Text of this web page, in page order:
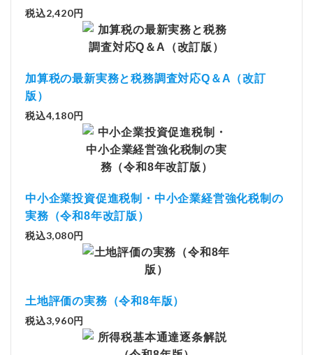
税込2,420円
加算税の最新実務と税務調査対応Q＆A（改訂
版）
税込4,180円
中小企業投資促進税制・中小企業経営強化税制の
実務（令和8年改訂版）
税込3,080円
土地評価の実務（令和8年版）
税込3,960円